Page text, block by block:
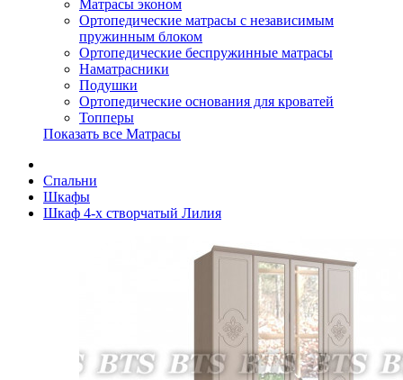
Матрасы эконом
Ортопедические матрасы с независимым
пружинным блоком
Ортопедические беспружинные матрасы
Наматрасники
Подушки
Ортопедические основания для кроватей
Топперы
Показать все Матрасы
Спальни
Шкафы
Шкаф 4-х створчатый Лилия